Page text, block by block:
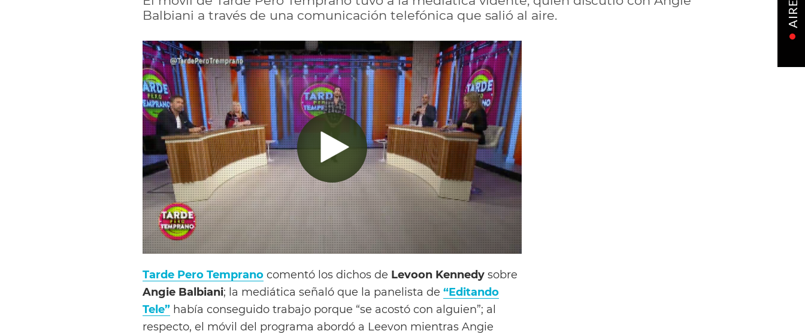
Balbiani a través de una comunicación telefónica que salió al aire.
Tarde Pero Temprano comentó los dichos de Levoon Kennedy sobre
Angie Balbiani; la mediática señaló que la panelista de “Editando
Tele” había conseguido trabajo porque “se acostó con alguien”; al
respecto, el móvil del programa abordó a Leevon mientras Angie
AIRE